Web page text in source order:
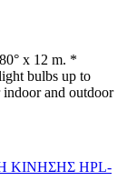
x 12 m. *
bulbs up to
and outdoor